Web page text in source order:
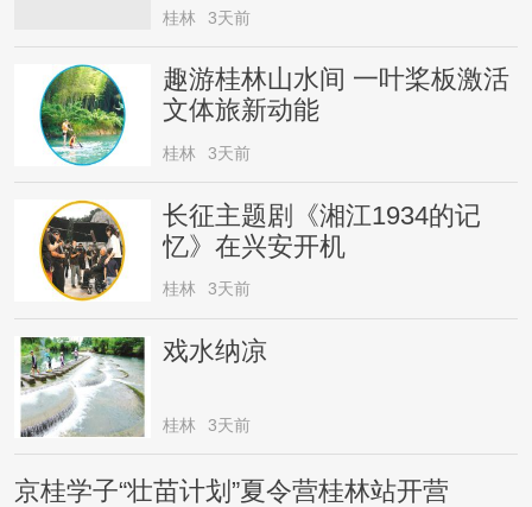
桂林 3天前
趣游桂林山水间 一叶桨板激活
文体旅新动能
桂林 3天前
长征主题剧《湘江1934的记
忆》在兴安开机
桂林 3天前
戏水纳凉
桂林 3天前
京桂学子“壮苗计划”夏令营桂林站开营